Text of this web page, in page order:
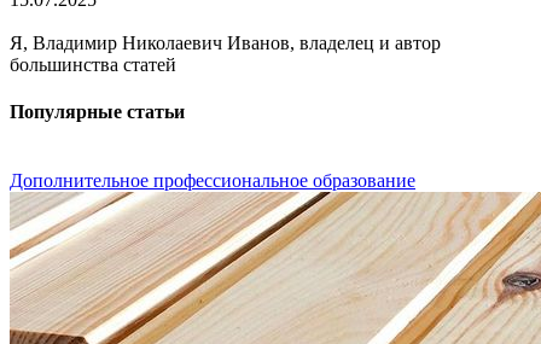
Я, Владимир Николаевич Иванов, владелец и автор
большинства статей
Популярные статьи
Дополнительное профессиональное образование